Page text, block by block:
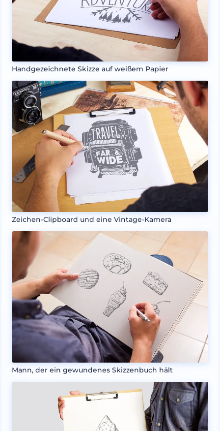
Handgezeichnete Skizze auf weißem Papier
Zeichen-Clipboard und eine Vintage-Kamera
Mann, der ein gewundenes Skizzenbuch hält